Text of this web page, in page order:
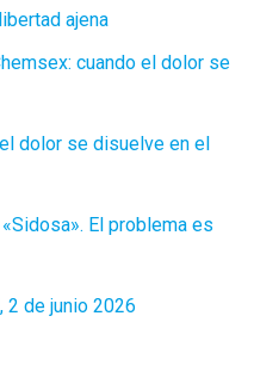
ajena
cuando el dolor se
dolor se disuelve en el
El problema es
2 de junio 2026